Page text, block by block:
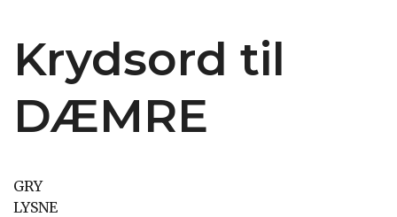
Krydsord til
DÆMRE
GRY
LYSNE